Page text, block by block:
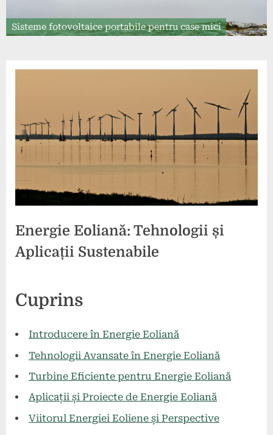
Sisteme fotovoltaice portabile pentru case mici
Energie Eoliană: Tehnologii și
Aplicații Sustenabile
on
mai
comentariila
Eoliană:
și
Aplicații
Cuprins
Introducere în Energie Eoliană
Tehnologii Avansate în Energie Eoliană
Turbine Eficiente pentru Energie Eoliană
Aplicații și Proiecte de Energie Eoliană
Viitorul Energiei Eoliene și Perspective